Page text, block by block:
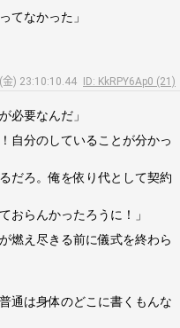
てなかった」
) 23:10:10.44
ID: KkRPY6Ap0 (21)
必要なんだ」
分のしていることが分かっ
だろ。俺を依り代として契約
おらんかったろうに！」
燃え尽きる前に儀式を終わら
通は身体のどこに書くもんな